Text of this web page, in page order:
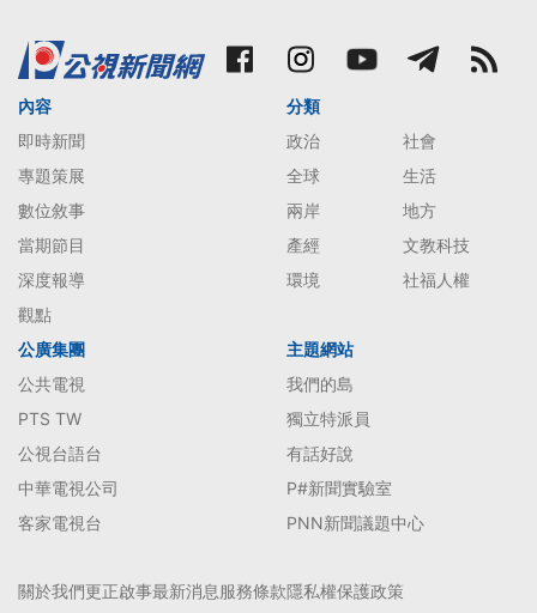
內容
即時新聞
專題策展
數位敘事
當期節目
深度報導
觀點
分類
政治
社會
全球
生活
兩岸
地方
產經
文教科技
環境
社福人權
公廣集團
公共電視
PTS TW
公視台語台
中華電視公司
客家電視台
主題網站
我們的島
獨立特派員
有話好說
P#新聞實驗室
PNN新聞議題中心
關於我們更正啟事最新消息服務條款隱私權保護政策